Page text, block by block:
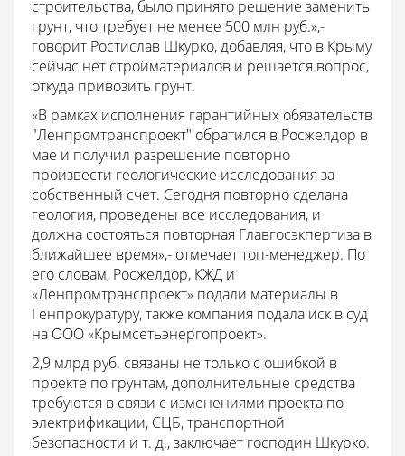
строительства, было принято решение заменить
грунт, что требует не менее 500 млн руб.»,-
говорит Ростислав Шкурко, добавляя, что в Крыму
сейчас нет стройматериалов и решается вопрос,
откуда привозить грунт.
«В рамках исполнения гарантийных обязательств
"Ленпромтранспроект" обратился в Росжелдор в
мае и получил разрешение повторно
произвести геологические исследования за
собственный счет. Сегодня повторно сделана
геология, проведены все исследования, и
должна состояться повторная Главгосэкпертиза в
ближайшее время»,- отмечает топ-менеджер. По
его словам, Росжелдор, КЖД и
«Ленпромтранспроект» подали материалы в
Генпрокуратуру, также компания подала иск в суд
на ООО «Крымсетьэнергопроект».
2,9 млрд руб. связаны не только с ошибкой в
проекте по грунтам, дополнительные средства
требуются в связи с изменениями проекта по
электрификации, СЦБ, транспортной
безопасности и т. д., заключает господин Шкурко.